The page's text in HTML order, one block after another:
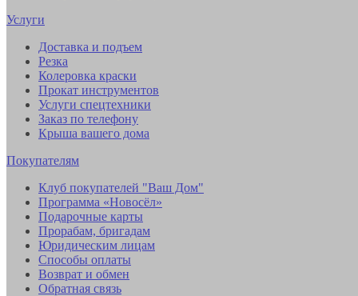
Услуги
Доставка и подъем
Резка
Колеровка краски
Прокат инструментов
Услуги спецтехники
Заказ по телефону
Крыша вашего дома
Покупателям
Клуб покупателей "Ваш Дом"
Программа «Новосёл»
Подарочные карты
Прорабам, бригадам
Юридическим лицам
Способы оплаты
Возврат и обмен
Обратная связь